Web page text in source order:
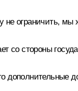
ограничить, мы
со стороны
дополнительные